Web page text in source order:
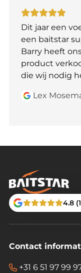
Dit jaar een
een baitstar
Barry heeft
product
die wij nodig
Lex
4.8
Contact
+31 6 51 97 99